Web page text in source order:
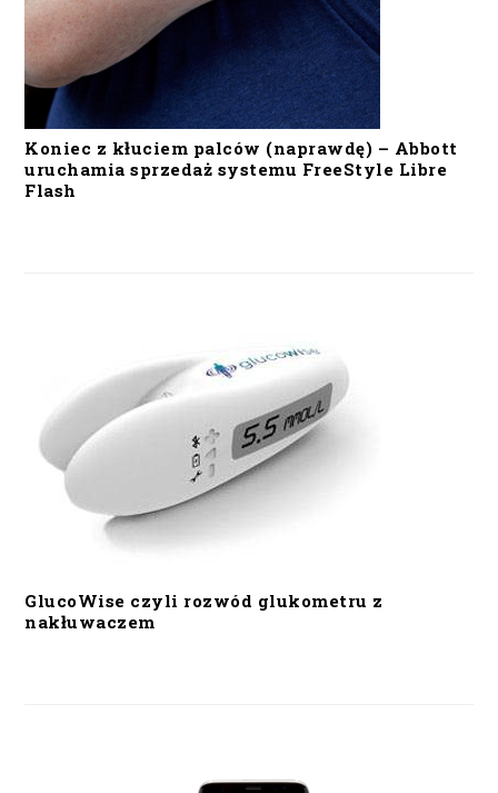
Koniec z kłuciem palców (naprawdę) – Abbott
uruchamia sprzedaż systemu FreeStyle Libre
Flash
GlucoWise czyli rozwód glukometru z
nakłuwaczem